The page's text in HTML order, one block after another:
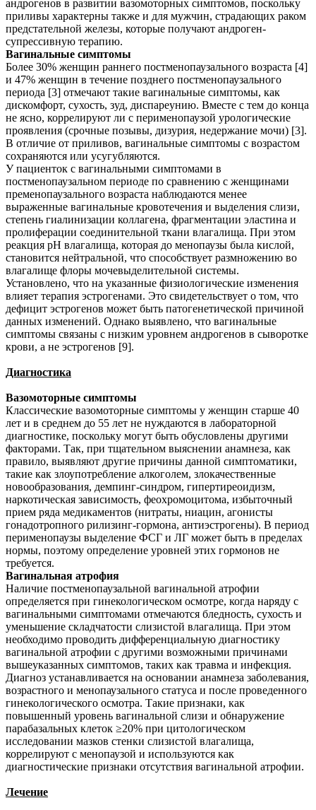
андрогенов в развитии вазомоторных симптомов, поскольку
приливы характерны также и для мужчин, страдающих раком
предстательной железы, которые получают андроген-
супрессивную терапию.
Вагинальные симптомы
Более 30% женщин раннего постменопаузального возраста [4]
и 47% женщин в течение позднего постменопаузального
периода [3] отмечают такие вагинальные симптомы, как
дискомфорт, сухость, зуд, диспареунию. Вместе с тем до конца
не ясно, коррелируют ли с перименопаузой урологические
проявления (срочные позывы, дизурия, недержание мочи) [3].
В отличие от приливов, вагинальные симптомы с возрастом
сохраняются или усугубляются.
У пациенток с вагинальными симптомами в
постменопаузальном периоде по сравнению с женщинами
пременопаузального возраста наблюдаются менее
выраженные вагинальные кровотечения и выделения слизи,
степень гиалинизации коллагена, фрагментации эластина и
пролиферации соединительной ткани влагалища. При этом
реакция рН влагалища, которая до менопаузы была кислой,
становится нейтральной, что способствует размножению во
влагалище флоры мочевыделительной системы.
Установлено, что на указанные физиологические изменения
влияет терапия эстрогенами. Это свидетельствует о том, что
дефицит эстрогенов может быть патогенетической причиной
данных изменений. Однако выявлено, что вагинальные
симптомы связаны с низким уровнем андрогенов в сыворотке
крови, а не эстрогенов [9].
Диагностика
Вазомоторные симптомы
Классические вазомоторные симптомы у женщин старше 40
лет и в среднем до 55 лет не нуждаются в лабораторной
диагностике, поскольку могут быть обусловлены другими
факторами. Так, при тщательном выяснении анамнеза, как
правило, выявляют другие причины данной симптоматики,
такие как злоупотребление алкоголем, злокачественные
новообразования, демпинг-синдром, гипертиреоидизм,
наркотическая зависимость, феохромоцитома, избыточный
прием ряда медикаментов (нитраты, ниацин, агонисты
гонадотропного рилизинг-гормона, антиэстрогены). В период
перименопаузы выделение ФСГ и ЛГ может быть в пределах
нормы, поэтому определение уровней этих гормонов не
требуется.
Вагинальная атрофия
Наличие постменопаузальной вагинальной атрофии
определяется при гинекологическом осмотре, когда наряду с
вагинальными симптомами отмечаются бледность, сухость и
уменьшение складчатости слизистой влагалища. При этом
необходимо проводить дифференциальную диагностику
вагинальной атрофии с другими возможными причинами
вышеуказанных симптомов, таких как травма и инфекция.
Диагноз устанавливается на основании анамнеза заболевания,
возрастного и менопаузального статуса и после проведенного
гинекологического осмотра. Такие признаки, как
повышенный уровень вагинальной слизи и обнаружение
парабазальных клеток ≥20% при цитологическом
исследовании мазков стенки слизистой влагалища,
коррелируют с менопаузой и используются как
диагностические признаки отсутствия вагинальной атрофии.
Лечение